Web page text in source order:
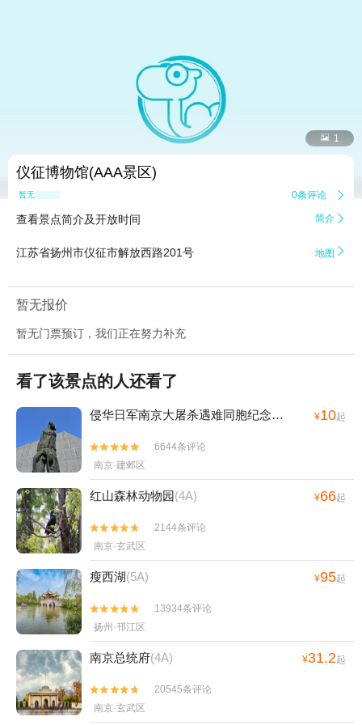
 1
仪征博物馆(AAA景区)
暂无点评 0条评论 
查看景点简介及开放时间 简介 
江苏省扬州市仪征市解放西路201号 地图 
暂无报价
暂无门票预订，我们正在努力补充
看了该景点的人还看了
侵华日军南京大屠杀遇难同胞纪念馆 ¥10起


6644条评论
南京·建邺区
红山森林动物园(4A) ¥66起


2144条评论
南京·玄武区
瘦西湖(5A) ¥95起


13934条评论
扬州·邗江区
南京总统府(4A) ¥31.2起


20545条评论
南京·玄武区